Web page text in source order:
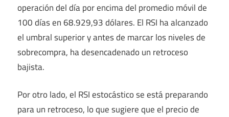
operación del día por encima del promedio móvil de
100 días en 68.929,93 dólares. El RSI ha alcanzado
el umbral superior y antes de marcar los niveles de
sobrecompra, ha desencadenado un retroceso
bajista.
Por otro lado, el RSI estocástico se está preparando
para un retroceso, lo que sugiere que el precio de